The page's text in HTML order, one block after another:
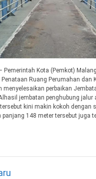
Pemerintah Kota (Pemkot)
Penataan Ruang Perumahan dan
menyelesaikan perbaikan
jembatan penghubung jalur
kini makin kokoh dengan
148 meter tersebut juga